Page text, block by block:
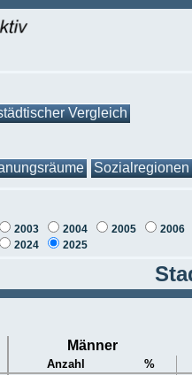
Vergleich
Sozialregionen
2003 2004 2005
2006
2024 2025
Männer
Anzahl
%